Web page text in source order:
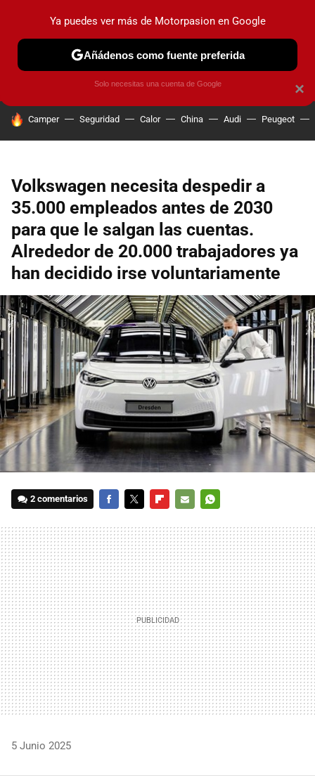
PRUEBAS COCHES ELÉCTRICOS OBSERVATORIO
HOY SE HABLA DE
Camper Seguridad Calor China Audi Peugeot
Volkswagen necesita despedir a
35.000 empleados antes de 2030
para que le salgan las cuentas.
Alrededor de 20.000 trabajadores ya
han decidido irse voluntariamente
2 comentarios
MAIL
5 Junio 2025
×
Ya puedes ver más de Motorpasion en Google
Añádenos como fuente preferida
Solo necesitas una cuenta de Google